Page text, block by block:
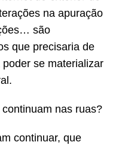
na apuração
são
que precisaria de
se materializar
nas ruas?
continuar, que